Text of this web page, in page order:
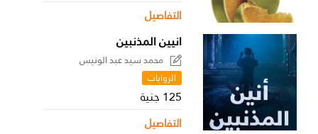
التفاصيل
انيين المذنبين
محمد سيد عبد الونيس
الروايات
125 جنية
التفاصيل